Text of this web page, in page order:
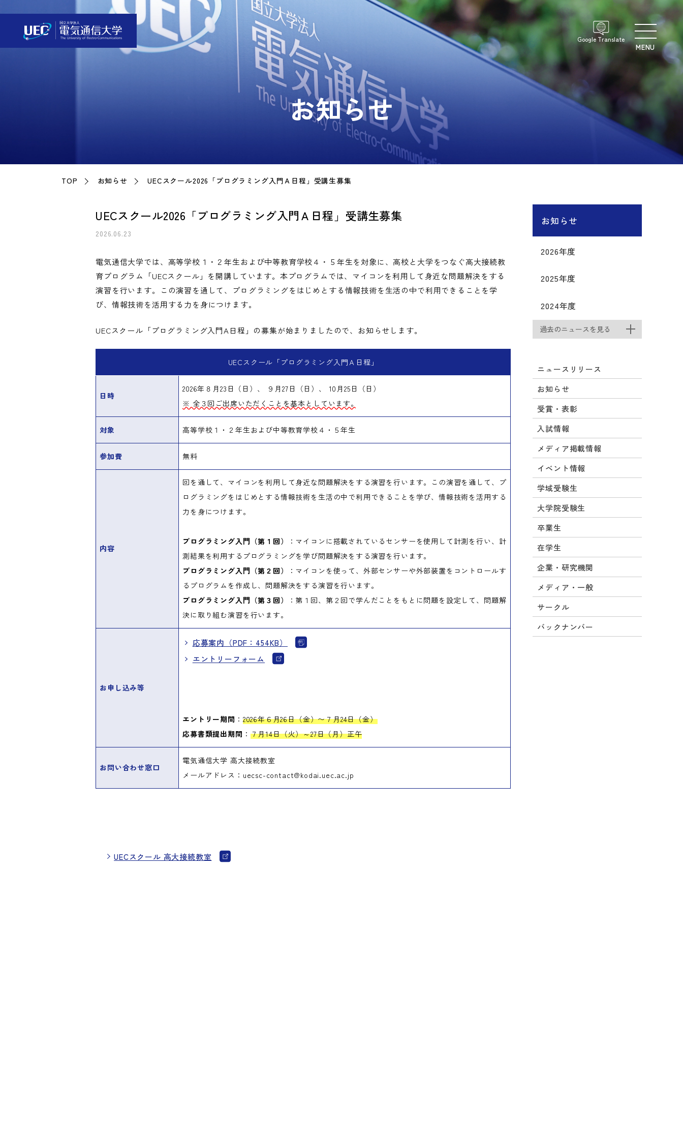
Google Translate
MENU
お知らせ
TOP お知らせ UECスクール2026「プログラミング入門Ａ日程」受講生募集
UECスクール2026「プログラミング入門Ａ日程」受講生募集
2026.06.23
電気通信大学では、高等学校１・２年生および中等教育学校４・５年生を対象に、高校と大学をつなぐ高大接続教
育プログラム「UECスクール」を開講しています。本プログラムでは、マイコンを利用して身近な問題解決をする
演習を行います。この演習を通して、プログラミングをはじめとする情報技術を生活の中で利用できることを学
び、情報技術を活用する力を身につけます。
UECスクール「プログラミング入門A日程」の募集が始まりましたので、お知らせします。
UECスクール「プログラミング入門Ａ日程」
日時
2026年８月23日（日）、 ９月27日（日）、 10月25日（日）
※ 全３回ご出席いただくことを基本としています。
対象 高等学校１・２年生および中等教育学校４・５年生
参加費 無料
内容
回を通して、マイコンを利用して身近な問題解決をする演習を行います。この演習を通して、プ
ログラミングをはじめとする情報技術を生活の中で利用できることを学び、情報技術を活用する
力を身につけます。
プログラミング入門（第１回）
：マイコンに搭載されているセンサーを使用して計測を行い、計
測結果を利用するプログラミングを学び問題解決をする演習を行います。
プログラミング入門（第２回）
：マイコンを使って、外部センサーや外部装置をコントロールす
るプログラムを作成し、問題解決をする演習を行います。
プログラミング入門（第３回）
：第１回、第２回で学んだことをもとに問題を設定して、問題解
決に取り組む演習を行います。
お申し込み等
応募案内（PDF：454KB）
エントリーフォーム
エントリー期間 ： 2026年６月26日（金）〜７月24日（金）
応募書類提出期間 ： ７月14日（火）～27日（月）正午
お問い合わせ窓口
電気通信大学 高大接続教室
メールアドレス：uecsc-contact@kodai.uec.ac.jp
UECスクール 高大接続教室
お知らせ
2026年度
2025年度
2024年度
過去のニュースを見る
ニュースリリース
お知らせ
受賞・表彰
入試情報
メディア掲載情報
イベント情報
学域受験生
大学院受験生
卒業生
在学生
企業・研究機関
メディア・一般
サークル
バックナンバー